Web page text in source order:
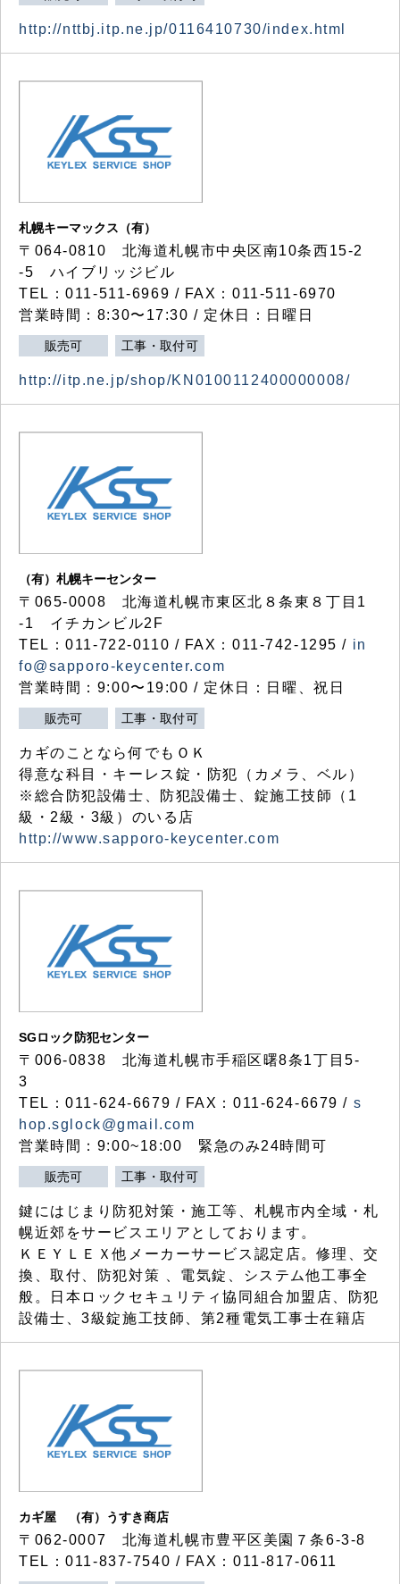
http://nttbj.itp.ne.jp/0116410730/index.html
札幌キーマックス（有）
〒064-0810 北海道札幌市中央区南10条西15-2
-5 ハイブリッジビル
TEL：011-511-6969 / FAX：011-511-6970
営業時間：8:30〜17:30 / 定休日：日曜日
販売可 工事・取付可
http://itp.ne.jp/shop/KN0100112400000008/
（有）札幌キーセンター
〒065-0008 北海道札幌市東区北８条東８丁目1
-1 イチカンビル2F
TEL：011-722-0110 / FAX：011-742-1295 / in
fo@sapporo-keycenter.com
営業時間：9:00〜19:00 / 定休日：日曜、祝日
販売可 工事・取付可
カギのことなら何でもＯＫ
得意な科目・キーレス錠・防犯（カメラ、ベル）
※総合防犯設備士、防犯設備士、錠施工技師（1
級・2級・3級）のいる店
http://www.sapporo-keycenter.com
SGロック防犯センター
〒006-0838 北海道札幌市手稲区曙8条1丁目5-
3
TEL：011-624-6679 / FAX：011-624-6679 / s
hop.sglock@gmail.com
営業時間：9:00~18:00 緊急のみ24時間可
販売可 工事・取付可
鍵にはじまり防犯対策・施工等、札幌市内全域・札
幌近郊をサービスエリアとしております。
ＫＥＹＬＥＸ他メーカーサービス認定店。修理、交
換、取付、防犯対策 、電気錠、システム他工事全
般。日本ロックセキュリティ協同組合加盟店、防犯
設備士、3級錠施工技師、第2種電気工事士在籍店
カギ屋 （有）うすき商店
〒062-0007 北海道札幌市豊平区美園７条6-3-8
TEL：011-837-7540 / FAX：011-817-0611